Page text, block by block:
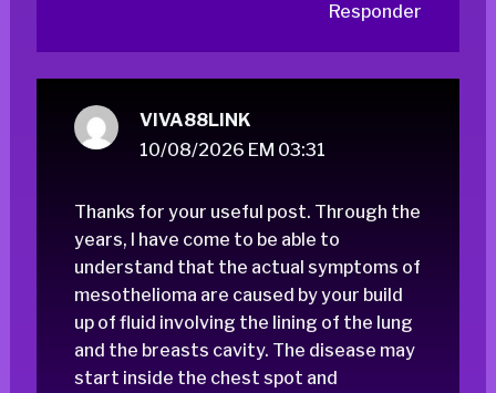
Responder
VIVA88LINK
10/08/2026 EM 03:31
Thanks for your useful post. Through the
years, I have come to be able to
understand that the actual symptoms of
mesothelioma are caused by your build
up of fluid involving the lining of the lung
and the breasts cavity. The disease may
start inside the chest spot and